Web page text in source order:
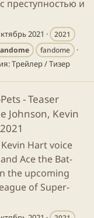
преступностью и
2021
2021
fandome
Трейлер / Тизер
- Teaser
Johnson, Kevin
Hart voice
Ace the Bat-
the upcoming
of Super-